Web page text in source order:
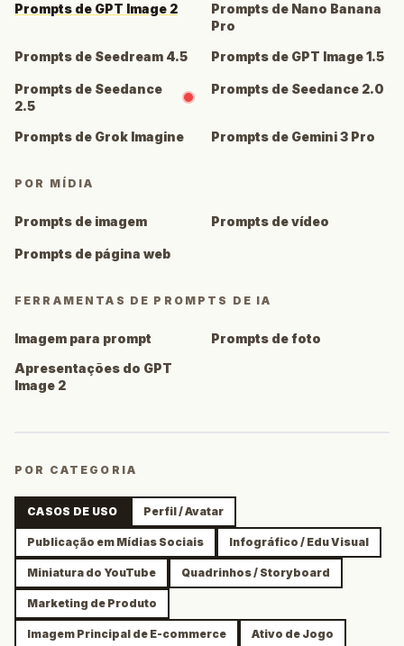
Prompts de GPT Image 2
Prompts de Nano Banana
Pro
Prompts de Seedream 4.5
Prompts de GPT Image 1.5
Prompts de Seedance
2.5
Prompts de Seedance 2.0
Prompts de Grok Imagine Prompts de Gemini 3 Pro
POR MÍDIA
Prompts de imagem Prompts de vídeo
Prompts de página web
FERRAMENTAS DE PROMPTS DE IA
Imagem para prompt
Prompts de foto
Apresentações do GPT
Image 2
POR CATEGORIA
CASOS DE USO Perfil / Avatar
Publicação em Mídias Sociais Infográfico / Edu Visual
Miniatura do YouTube Quadrinhos / Storyboard
Marketing de Produto
Imagem Principal de E-commerce Ativo de Jogo